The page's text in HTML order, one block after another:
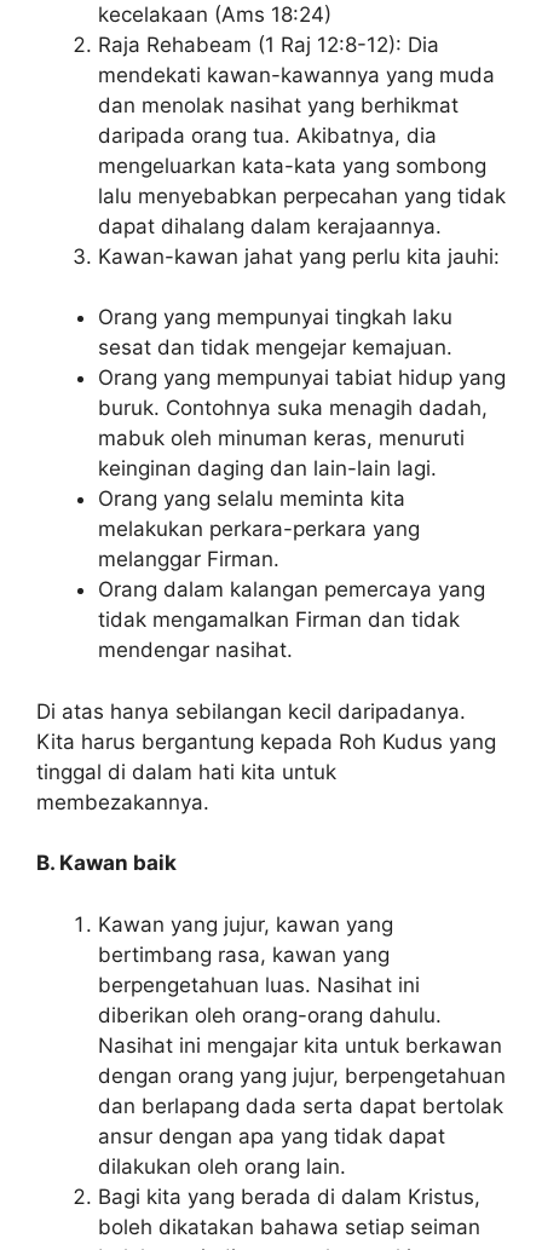
kecelakaan (Ams 18:24)
Raja Rehabeam (1 Raj 12:8-12): Dia
mendekati kawan-kawannya yang muda
dan menolak nasihat yang berhikmat
daripada orang tua. Akibatnya, dia
mengeluarkan kata-kata yang sombong
lalu menyebabkan perpecahan yang tidak
dapat dihalang dalam kerajaannya.
Kawan-kawan jahat yang perlu kita jauhi:
Orang yang mempunyai tingkah laku
sesat dan tidak mengejar kemajuan.
Orang yang mempunyai tabiat hidup yang
buruk. Contohnya suka menagih dadah,
mabuk oleh minuman keras, menuruti
keinginan daging dan lain-lain lagi.
Orang yang selalu meminta kita
melakukan perkara-perkara yang
melanggar Firman.
Orang dalam kalangan pemercaya yang
tidak mengamalkan Firman dan tidak
mendengar nasihat.
Di atas hanya sebilangan kecil daripadanya.
Kita harus bergantung kepada Roh Kudus yang
tinggal di dalam hati kita untuk
membezakannya.
B. Kawan baik
Kawan yang jujur, kawan yang
bertimbang rasa, kawan yang
berpengetahuan luas. Nasihat ini
diberikan oleh orang-orang dahulu.
Nasihat ini mengajar kita untuk berkawan
dengan orang yang jujur, berpengetahuan
dan berlapang dada serta dapat bertolak
ansur dengan apa yang tidak dapat
dilakukan oleh orang lain.
Bagi kita yang berada di dalam Kristus,
boleh dikatakan bahawa setiap seiman